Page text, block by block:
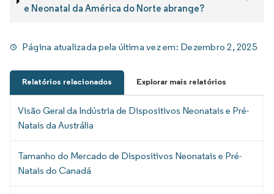
e Neonatal da América do Norte abrange?
Página atualizada pela última vez em: Dezembro 2, 2025
Relatórios relacionados Explorar mais relatórios
Visão Geral da Indústria de Dispositivos Neonatais e Pré-
Natais da Austrália
Tamanho do Mercado de Dispositivos Neonatais e Pré-
Natais do Canadá